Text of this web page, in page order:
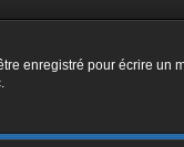
enregistré pour écrire un